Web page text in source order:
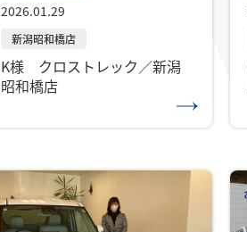
2026.01.29
新潟昭和橋店
K様 クロストレック／新潟
昭和橋店